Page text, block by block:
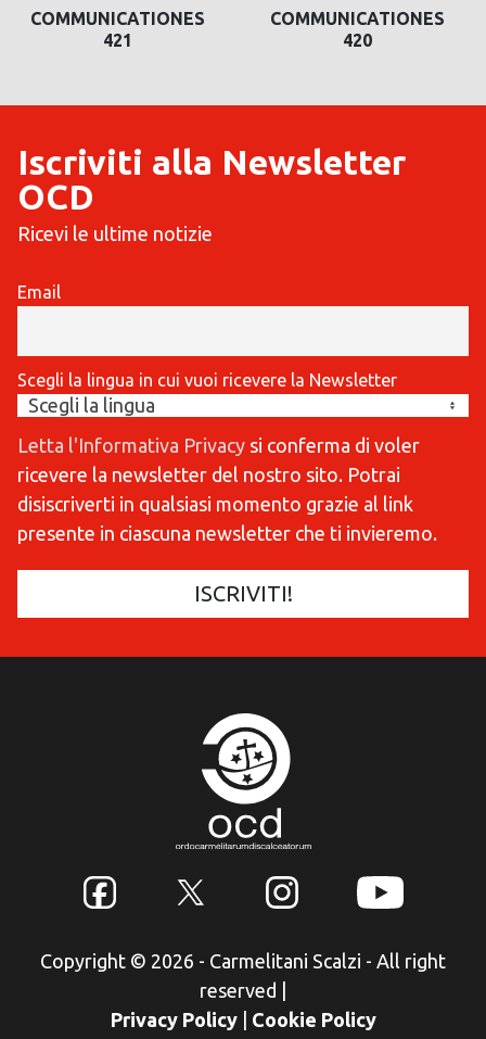
COMMUNICATIONES
421
COMMUNICATIONES
420
Iscriviti alla Newsletter
OCD
Ricevi le ultime notizie
Email
Scegli la lingua in cui vuoi ricevere la Newsletter
Letta l'Informativa Privacy si conferma di voler
ricevere la newsletter del nostro sito. Potrai
disiscriverti in qualsiasi momento grazie al link
presente in ciascuna newsletter che ti invieremo.
Copyright © 2026 - Carmelitani Scalzi - All right
reserved
Privacy Policy
Cookie Policy